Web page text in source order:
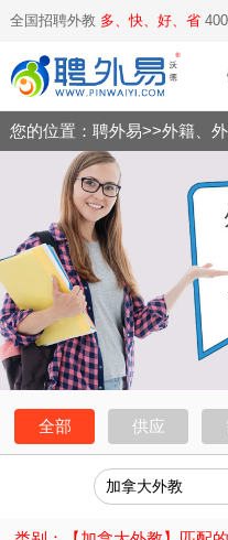
全国招聘外教 多、快、好、省
您的位置： 聘外易>>外籍、
全部 供应